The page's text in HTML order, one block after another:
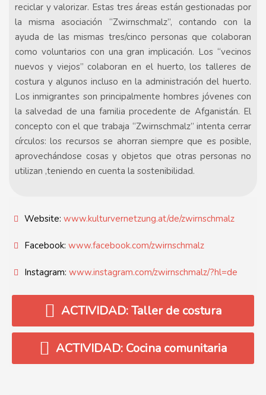
reciclar y valorizar. Estas tres áreas están gestionadas por
la misma asociación “Zwirnschmalz”, contando con la
ayuda de las mismas tres/cinco personas que colaboran
como voluntarios con una gran implicación. Los “vecinos
nuevos y viejos” colaboran en el huerto, los talleres de
costura y algunos incluso en la administración del huerto.
Los inmigrantes son principalmente hombres jóvenes con
la salvedad de una familia procedente de Afganistán. El
concepto con el que trabaja “Zwirnschmalz” intenta cerrar
círculos: los recursos se ahorran siempre que es posible,
aprovechándose cosas y objetos que otras personas no
utilizan ,teniendo en cuenta la sostenibilidad.
Website: www.kulturvernetzung.at/de/zwirnschmalz
Facebook: www.facebook.com/zwirnschmalz
Instagram: www.instagram.com/zwirnschmalz/?hl=de
ACTIVIDAD: Taller de costura
ACTIVIDAD: Cocina comunitaria